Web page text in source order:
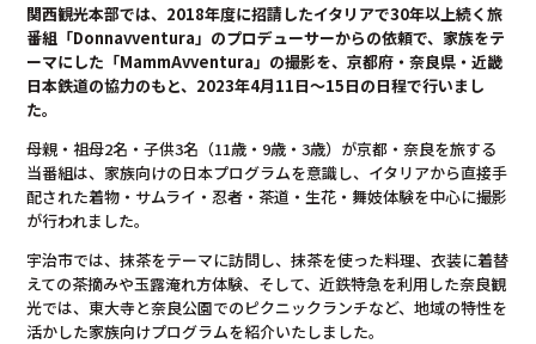
関西観光本部では、2018年度に招請したイタリアで30年以上続く旅
番組「Donnavventura」のプロデューサーからの依頼で、家族をテ
ーマにした「MammAvventura」の撮影を、京都府・奈良県・近畿
日本鉄道の協力のもと、2023年4月11日～15日の日程で行いまし
た。
母親・祖母2名・子供3名（11歳・9歳・3歳）が京都・奈良を旅する
当番組は、家族向けの日本プログラムを意識し、イタリアから直接手
配された着物・サムライ・忍者・茶道・生花・舞妓体験を中心に撮影
が行われました。
宇治市では、抹茶をテーマに訪問し、抹茶を使った料理、衣装に着替
えての茶摘みや玉露淹れ方体験、そして、近鉄特急を利用した奈良観
光では、東大寺と奈良公園でのピクニックランチなど、地域の特性を
活かした家族向けプログラムを紹介いたしました。